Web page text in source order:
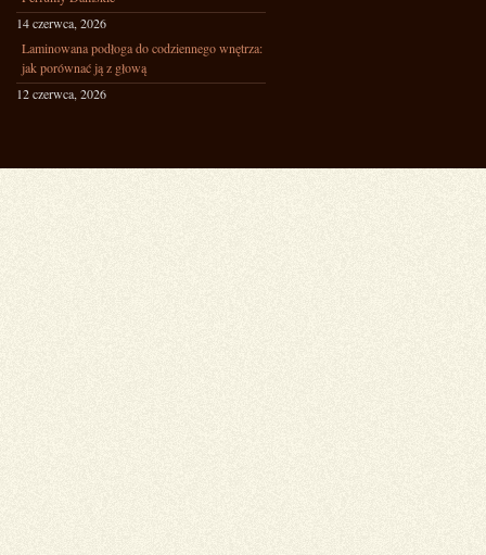
14 czerwca, 2026
Laminowana podłoga do codziennego wnętrza:
jak porównać ją z głową
12 czerwca, 2026